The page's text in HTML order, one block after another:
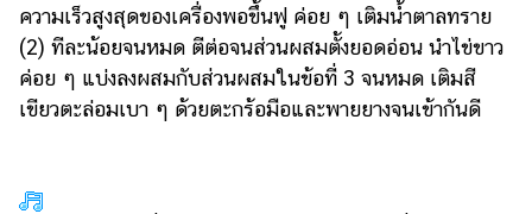
ความเร็วสูงสุดของเครื่องพอขึ้นฟู ค่อย ๆ เติมน้ำตาลทราย
(2) ทีละน้อยจนหมด ตีต่อจนส่วนผสมตั้งยอดอ่อน นำไข่ขาว
ค่อย ๆ แบ่งลงผสมกับส่วนผสมในข้อที่ 3 จนหมด เติมสี
เขียวตะล่อมเบา ๆ ด้วยตะกร้อมือและพายยางจนเข้ากันดี